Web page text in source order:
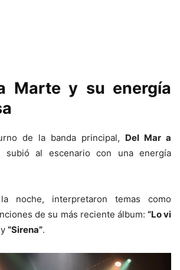
Marte y su energía
de la banda principal, Del Mar a
subió al escenario con una energía
noche, interpretaron temas como
de su más reciente álbum: “Lo vi
y “Sirena”.